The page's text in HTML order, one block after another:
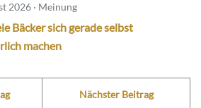
2026 · Meinung
Bäcker sich gerade selbst
machen
Nächster Beitrag